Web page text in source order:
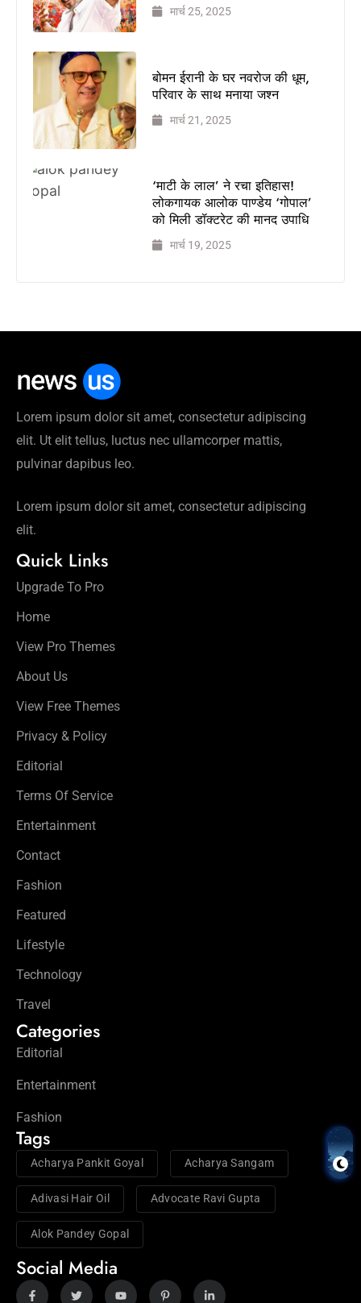
मार्च 25, 2025
बोमन ईरानी के घर नवरोज की धूम,
परिवार के साथ मनाया जश्न
मार्च 21, 2025
‘माटी के लाल’ ने रचा इतिहास!
लोकगायक आलोक पाण्डेय ‘गोपाल’
को मिली डॉक्टरेट की मानद उपाधि
मार्च 19, 2025
Lorem ipsum dolor sit amet, consectetur adipiscing
elit. Ut elit tellus, luctus nec ullamcorper mattis,
pulvinar dapibus leo.
Lorem ipsum dolor sit amet, consectetur adipiscing
elit.
Quick Links
Upgrade To Pro
Home
View Pro Themes
About Us
View Free Themes
Privacy & Policy
Editorial
Terms Of Service
Entertainment
Contact
Fashion
Featured
Lifestyle
Technology
Travel
Categories
Editorial
Entertainment
Fashion
Tags
Acharya Pankit Goyal Acharya Sangam
Adivasi Hair Oil Advocate Ravi Gupta
Alok Pandey Gopal
Social Media